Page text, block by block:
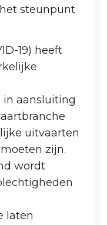
steunpunt
19) heeft
in aansluiting
uitvaarten
zijn.
wordt
laten